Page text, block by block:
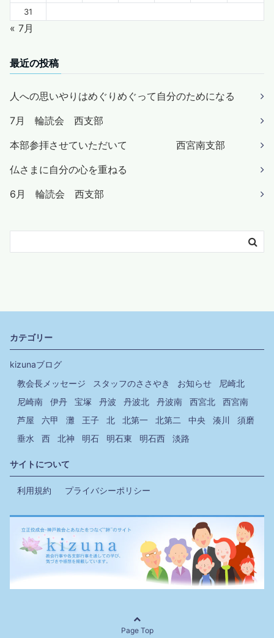
31
« 7月
最近の投稿
人への思いやりはめぐりめぐって自分のためになる
7月 輪読会 西支部
本部参拝させていただいて 西宮南支部
仏さまに自分の心を重ねる
6月 輪読会 西支部
カテゴリー
kizunaブログ
教会長メッセージ
スタッフのささやき お知らせ
尼崎北
尼崎南
伊丹 宝塚 丹波 丹波北 丹波南 西宮北
西宮南
芦屋
六甲 灘 王子 北 北第一 北第二 中央 湊川
須磨
垂水
西 北神 明石 明石東 明石西 淡路
サイトについて
利用規約 プライバシーポリシー
Page Top